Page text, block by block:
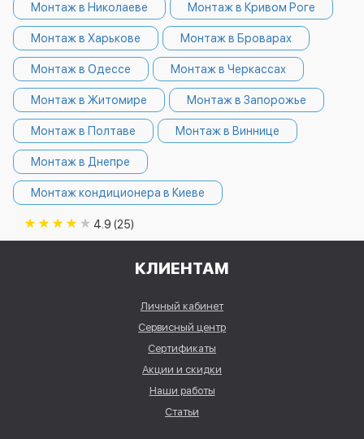
Монтаж в Николаеве Монтаж в Кривом Роге
Монтаж в Харькове Монтаж в Броварах
Монтаж в Одессе Монтаж в Черкассах
Монтаж в Житомире Монтаж в Запорожье
Монтаж в Полтаве Монтаж в Виннице
Монтаж в Днепре
Монтаж кондиционера в Киеве
4.9 (25)
КЛИЕНТАМ
Личный кабинет
Сервисный центр
Сертификаты
Акции и скидки
Наши работы
Статьи